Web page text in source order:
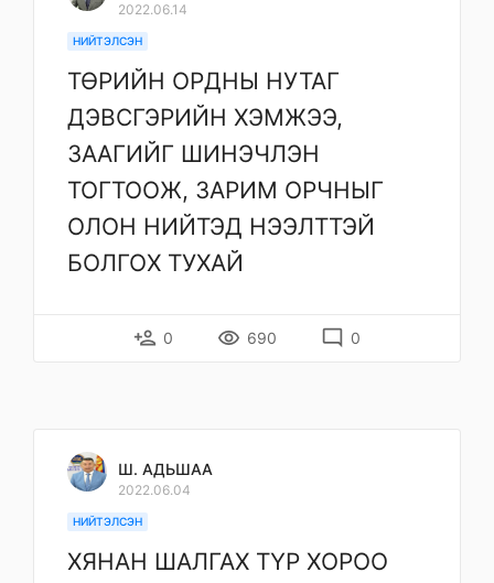
2022.06.14
НИЙТЭЛСЭН
ТӨРИЙН ОРДНЫ НУТАГ
ДЭВСГЭРИЙН ХЭМЖЭЭ,
ЗААГИЙГ ШИНЭЧЛЭН
ТОГТООЖ, ЗАРИМ ОРЧНЫГ
ОЛОН НИЙТЭД НЭЭЛТТЭЙ
БОЛГОХ ТУХАЙ
person_add 0 remove_red_eye 690 mode_comment 0
Ш. АДЬШАА
2022.06.04
НИЙТЭЛСЭН
ХЯНАН ШАЛГАХ ТҮР ХОРОО